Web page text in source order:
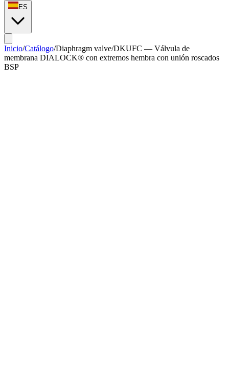
ES
Inicio/Catálogo/Diaphragm valve/DKUFC — Válvula de
membrana DIALOCK® con extremos hembra con unión roscados
BSP